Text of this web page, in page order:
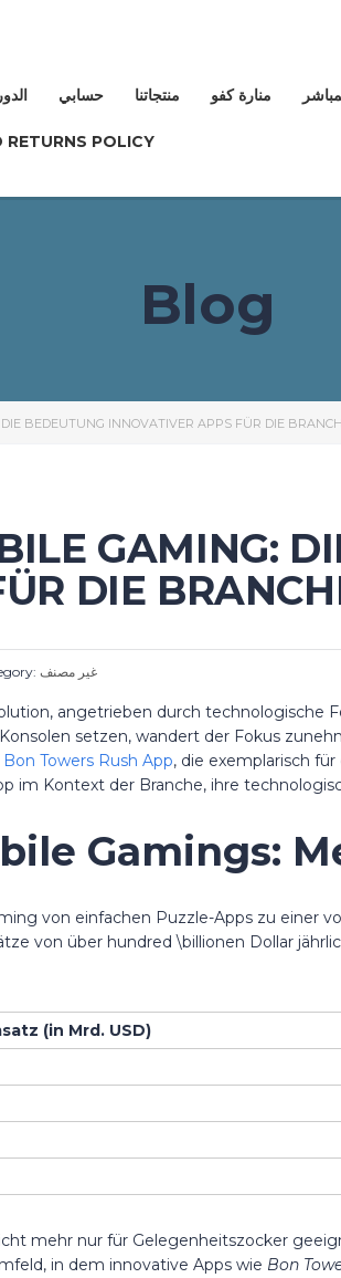
حسابي منتجاتنا منارة كفو
RETURNS POLICY
Blog
BEDEUTUNG INNOVATIVER APPS FÜR DIE
GAMING:
DIE
غير مصنف
angetrieben durch technologische
setzen, wandert der Fokus
Bon Towers Rush App, die exemplarisch
im Kontext der Branche, ihre
Gamings:
von einfachen Puzzle-Apps zu
von über hundred \billionen Dollar
(in Mrd. USD)
mehr nur für Gelegenheitszocker
in dem innovative Apps wie Bon